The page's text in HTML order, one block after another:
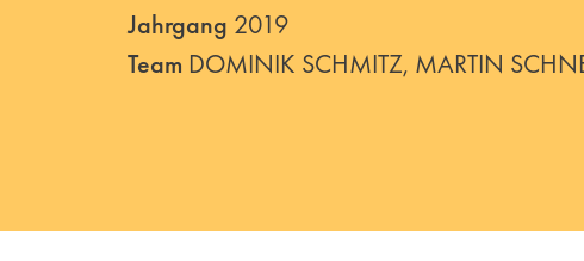
Jahrgang 2019
Team DOMINIK SCHMITZ, MARTIN